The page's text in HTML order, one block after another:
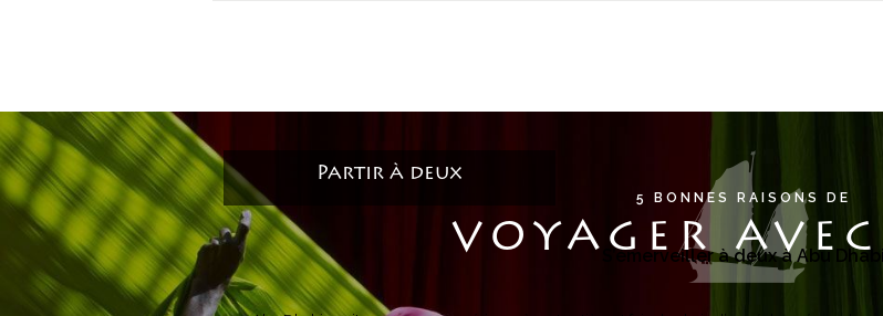
Partir à deux
S’émerveiller à deux à Abu Dhabi
5 BONNES RAISONS DE
VOYAGER